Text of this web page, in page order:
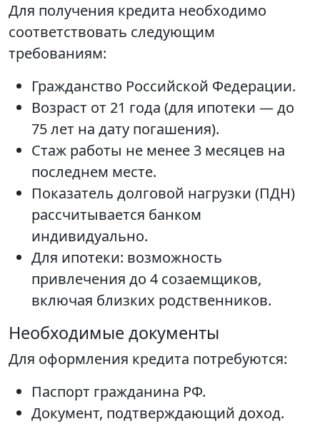
Для получения кредита необходимо
соответствовать следующим
требованиям:
Гражданство Российской Федерации.
Возраст от 21 года (для ипотеки — до
75 лет на дату погашения).
Стаж работы не менее 3 месяцев на
последнем месте.
Показатель долговой нагрузки (ПДН)
рассчитывается банком
индивидуально.
Для ипотеки: возможность
привлечения до 4 созаемщиков,
включая близких родственников.
Необходимые документы
Для оформления кредита потребуются:
Паспорт гражданина РФ.
Документ, подтверждающий доход.